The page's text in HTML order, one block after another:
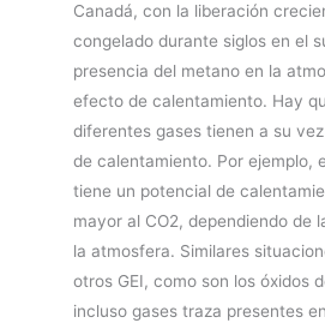
Canadá, con la liberación
congelado durante siglos en el
presencia del metano en la
efecto de calentamiento. Hay
diferentes gases tienen a su
de calentamiento. Por ejemplo,
tiene un potencial de
mayor al CO2, dependiendo de
la atmosfera. Similares
otros GEI, como son los óxidos
incluso gases traza presentes